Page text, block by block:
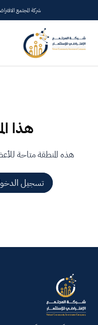
شركة المجتمع
هذا
هذه المنطقة متاحة
تسجيل